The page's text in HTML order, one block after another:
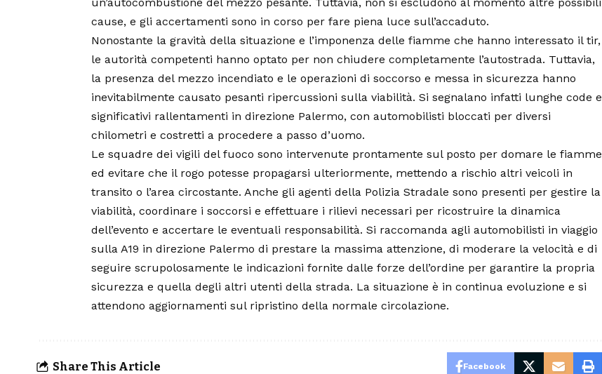
cause, e gli accertamenti sono in corso per fare piena luce sull’accaduto.
Nonostante la gravità della situazione e l’imponenza delle fiamme che hanno interessato il tir,
le autorità competenti hanno optato per non chiudere completamente l’autostrada. Tuttavia,
la presenza del mezzo incendiato e le operazioni di soccorso e messa in sicurezza hanno
inevitabilmente causato pesanti ripercussioni sulla viabilità. Si segnalano infatti lunghe code e
significativi rallentamenti in direzione Palermo, con automobilisti bloccati per diversi
chilometri e costretti a procedere a passo d’uomo.
Le squadre dei vigili del fuoco sono intervenute prontamente sul posto per domare le fiamme
ed evitare che il rogo potesse propagarsi ulteriormente, mettendo a rischio altri veicoli in
transito o l’area circostante. Anche gli agenti della Polizia Stradale sono presenti per gestire la
viabilità, coordinare i soccorsi e effettuare i rilievi necessari per ricostruire la dinamica
dell’evento e accertare le eventuali responsabilità. Si raccomanda agli automobilisti in viaggio
sulla A19 in direzione Palermo di prestare la massima attenzione, di moderare la velocità e di
seguire scrupolosamente le indicazioni fornite dalle forze dell’ordine per garantire la propria
sicurezza e quella degli altri utenti della strada. La situazione è in continua evoluzione e si
attendono aggiornamenti sul ripristino della normale circolazione.
Share This Article Facebook